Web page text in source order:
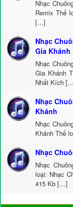
Nhạc
Remix Thể
[…]
Nhạc
Gia Khánh
Nhạc
Gia Khánh
Nhất Kích
Nhạc
Khánh
Nhạc
Khánh Thể
Nhạc
Nhạc
loại: Nhạc
415 Kb […]